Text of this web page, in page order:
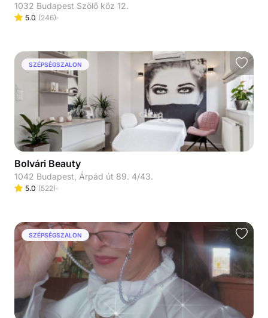
1032 Budapest Szőlő köz 12.
5.0 (246)
SZÉPSÉGSZALON
Bolvári Beauty
1042 Budapest, Árpád út 89. 4/43.
5.0 (522)
SZÉPSÉGSZALON